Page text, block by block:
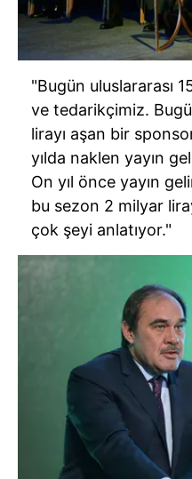
"Bugün uluslararası
ve tedarikçimiz.
lirayı aşan bir
yılda naklen yayın
On yıl önce yayın
bu sezon 2 milyar
çok şeyi anlatıyor."